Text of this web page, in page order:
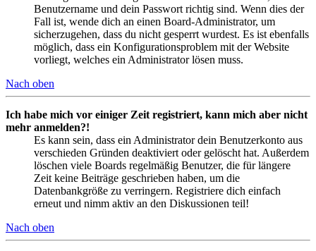
Benutzername und dein Passwort richtig sind. Wenn dies der
Fall ist, wende dich an einen Board-Administrator, um
sicherzugehen, dass du nicht gesperrt wurdest. Es ist ebenfalls
möglich, dass ein Konfigurationsproblem mit der Website
vorliegt, welches ein Administrator lösen muss.
Nach oben
Ich habe mich vor einiger Zeit registriert, kann mich aber nicht
mehr anmelden?!
Es kann sein, dass ein Administrator dein Benutzerkonto aus
verschieden Gründen deaktiviert oder gelöscht hat. Außerdem
löschen viele Boards regelmäßig Benutzer, die für längere
Zeit keine Beiträge geschrieben haben, um die
Datenbankgröße zu verringern. Registriere dich einfach
erneut und nimm aktiv an den Diskussionen teil!
Nach oben